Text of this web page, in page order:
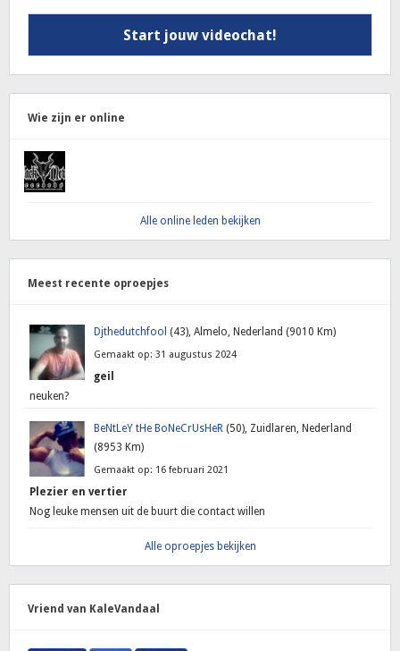
Start jouw videochat!
Wie zijn er online
Alle online leden bekijken
Meest recente oproepjes
Djthedutchfool (43), Almelo, Nederland (9010 Km)
Gemaakt op: 31 augustus 2024
geil
neuken?
BeNtLeY tHe BoNeCrUsHeR (50), Zuidlaren, Nederland
(8953 Km)
Gemaakt op: 16 februari 2021
Plezier en vertier
Nog leuke mensen uit de buurt die contact willen
Alle oproepjes bekijken
Vriend van KaleVandaal